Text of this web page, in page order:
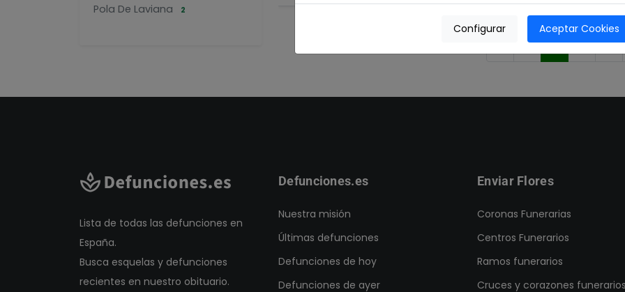
Pola De Laviana 2
Valtraviesu
Lista de todas las defunciones en
España.
Busca esquelas y defunciones
recientes en nuestro obituario.
Defunciones.es
Nuestra misión
Últimas defunciones
Defunciones de hoy
Defunciones de ayer
Enviar Flores
Coronas Funerarias
Centros Funerarios
Ramos funerarios
Cruces y corazones funerarios
Configurar Aceptar Cookies